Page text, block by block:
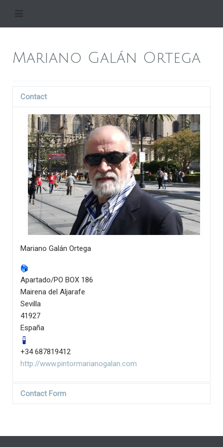
Mariano Galán Ortega
Contact
Position:
Mariano Galán Ortega
Apartado/PO BOX 186
Mairena del Aljarafe
Sevilla
41927
España
+34 687819412
http://www.pintormarianogalan.com
Contact Form